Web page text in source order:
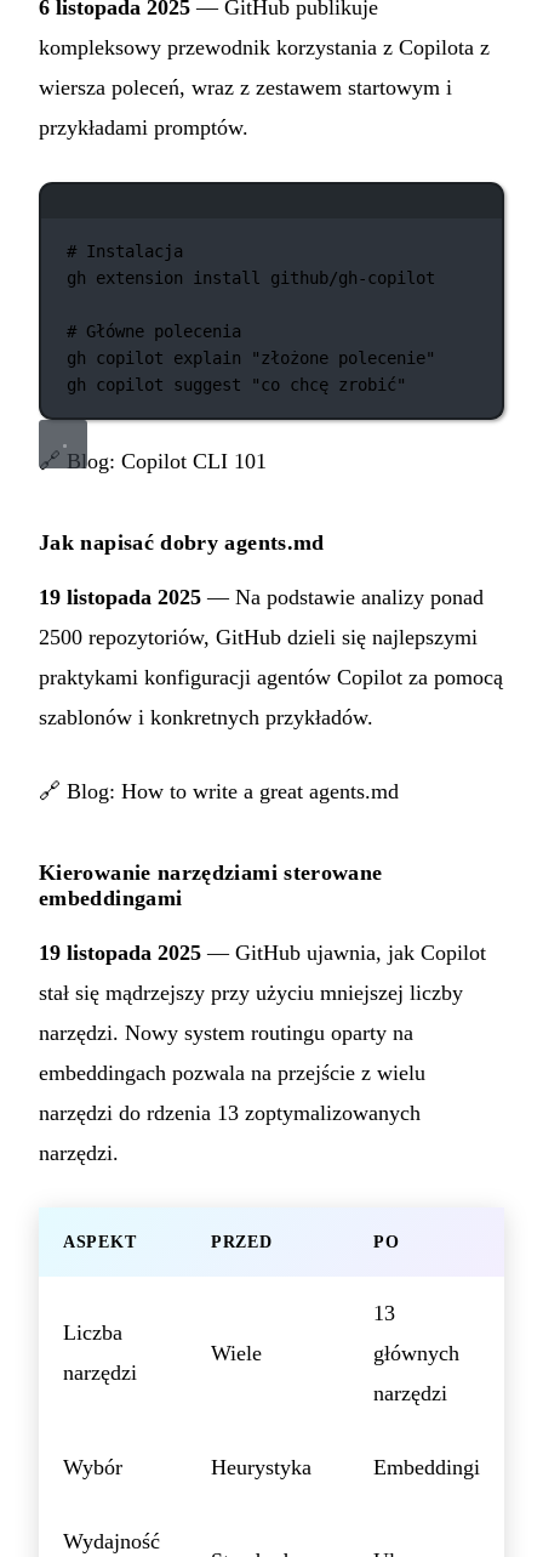
6 listopada 2025 — GitHub publikuje
kompleksowy przewodnik korzystania z Copilota z
wiersza poleceń, wraz z zestawem startowym i
przykładami promptów.
# Instalacja
gh
extension install github/gh-copilot
# Główne polecenia
gh
copilot explain
"złożone polecenie"
gh
copilot suggest "co chcę zrobić"
🔗 Blog: Copilot CLI 101
Jak napisać dobry agents.md
19 listopada 2025 — Na podstawie analizy ponad
2500 repozytoriów, GitHub dzieli się najlepszymi
praktykami konfiguracji agentów Copilot za pomocą
szablonów i konkretnych przykładów.
🔗 Blog: How to write a great agents.md
Kierowanie narzędziami sterowane
embeddingami
19 listopada 2025 — GitHub ujawnia, jak Copilot
stał się mądrzejszy przy użyciu mniejszej liczby
narzędzi. Nowy system routingu oparty na
embeddingach pozwala na przejście z wielu
narzędzi do rdzenia 13 zoptymalizowanych
narzędzi.
ASPEKT PRZED PO
Liczba
narzędzi
Wiele
13
głównych
narzędzi
Wybór Heurystyka Embeddingi
Wydajność